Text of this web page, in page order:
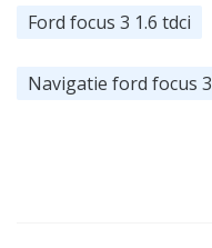
Ford focus 3 1.6 tdci
Navigatie ford focus 3